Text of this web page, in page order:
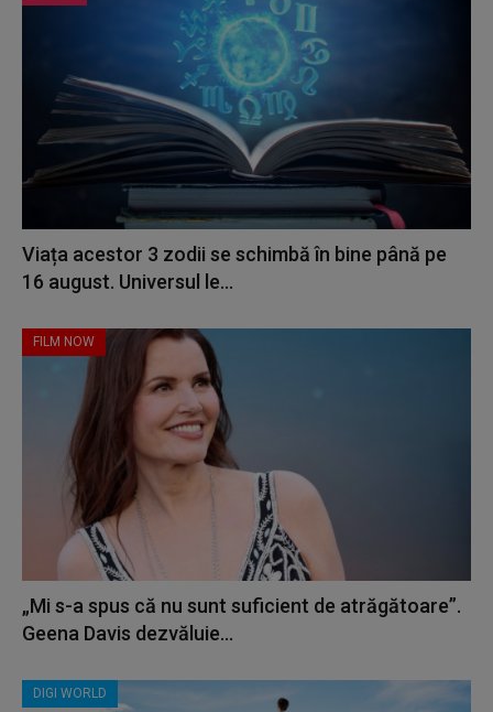
Viața acestor 3 zodii se schimbă în bine până pe
16 august. Universul le...
FILM NOW
„Mi s-a spus că nu sunt suficient de atrăgătoare”.
Geena Davis dezvăluie...
DIGI WORLD